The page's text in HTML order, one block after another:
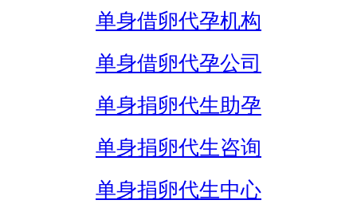
单身借卵代孕机构
单身借卵代孕公司
单身捐卵代生助孕
单身捐卵代生咨询
单身捐卵代生中心